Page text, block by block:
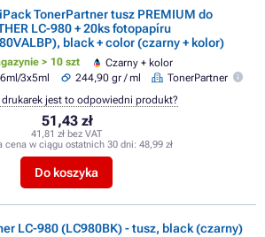
TonerPartner tusz PREMIUM do
LC-980 + 20ks fotopapíru
black + color (czarny + kolor)
> 10 szt
Czarny + kolor
3x5ml
244,90 gr / ml TonerPartner
51,43 zł
41,81 zł bez VAT
cena w ciągu ostatnich 30 dni: 48,99 zł
Do koszyka
drukarek jest to odpowiedni produkt?
LC-980 (LC980BK) - tusz, black (czarny)